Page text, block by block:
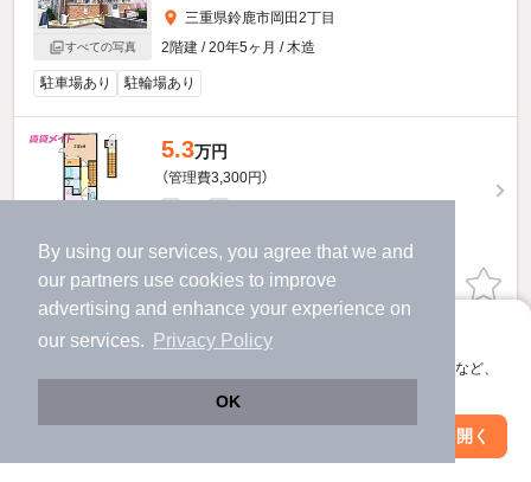
By using our services, you agree that we and
our partners use cookies to improve
advertising and enhance your experience on
our services.
Privacy Policy
OK
アプリに切り替えて、サクサクお部屋探し
会員登録なしですぐ使える。マップ検索やお気に入り保存など、
アプリを開く
すべての写真
三重県鈴鹿市岡田2丁目
2階建 / 20年5ヶ月 / 木造
駐車場あり 駐輪場あり
5.3万円
（管理費3,300円）
お問い合わせ （無料）
ほか提供
絞り込み条件を変更